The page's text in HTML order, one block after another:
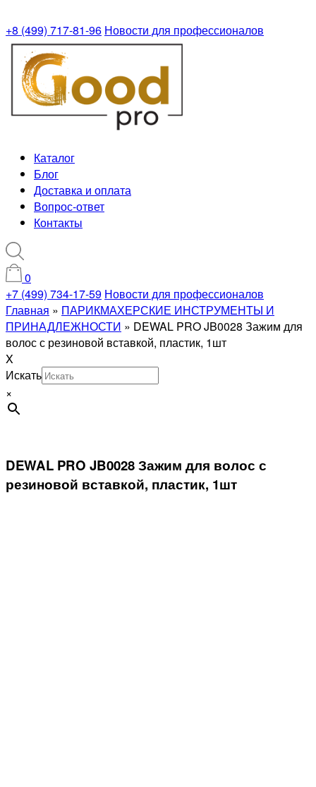
+8 (499) 717-81-96 Новости для профессионалов
Каталог
Блог
Доставка и оплата
Вопрос-ответ
Контакты
0
+7 (499) 734-17-59 Новости для профессионалов
Главная » ПАРИКМАХЕРСКИЕ ИНСТРУМЕНТЫ И
ПРИНАДЛЕЖНОСТИ » DEWAL PRO JB0028 Зажим для
волос с резиновой вставкой, пластик, 1шт
X
Искать
×
DEWAL PRO JB0028 Зажим для волос с
резиновой вставкой, пластик, 1шт